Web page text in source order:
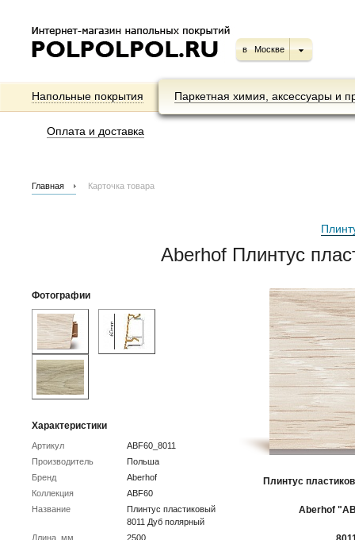
в Москве
Напольные покрытия Паркетная химия, аксессуары и
Оплата и доставка
Главная Карточка товара
Aberhof Плинтус
Фотографии
Характеристики
Артикул
ABF60_8011
Производитель
Польша
Бренд
Aberhof
Коллекция
ABF60
Название
Плинтус пластиковый
8011 Дуб полярный
Длина, мм
2500
Плинтус
Aberhof